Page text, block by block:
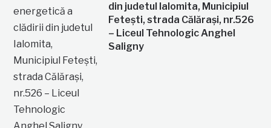
din judetul Ialomita, Municipiul
Fetești, strada Călărași, nr.526
– Liceul Tehnologic Anghel
Saligny